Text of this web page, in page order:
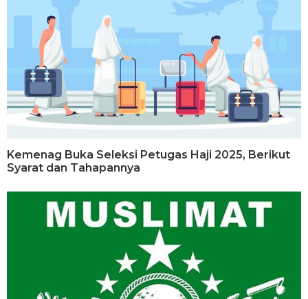
Kemenag Buka Seleksi Petugas Haji 2025, Berikut
Syarat dan Tahapannya